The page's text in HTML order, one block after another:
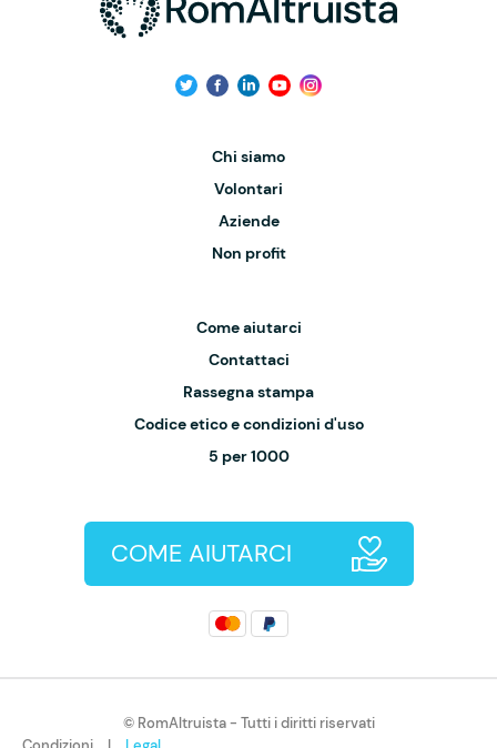
Chi siamo
Volontari
Aziende
Non profit
Come aiutarci
Contattaci
Rassegna stampa
Codice etico e condizioni d'uso
5 per 1000
COME AIUTARCI
© RomAltruista - Tutti i diritti riservati